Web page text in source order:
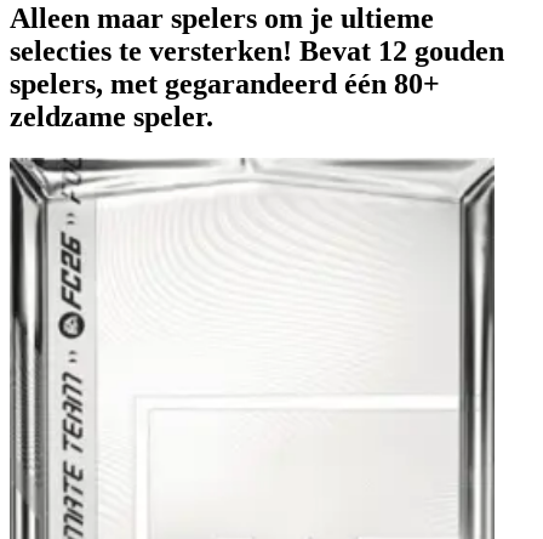
Alleen maar spelers om je ultieme
selecties te versterken! Bevat 12 gouden
spelers, met gegarandeerd één 80+
zeldzame speler.